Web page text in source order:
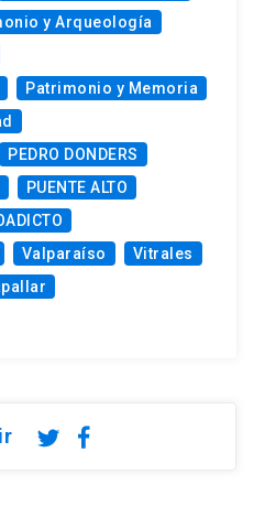
y Arqueología
Patrimonio y Memoria
PEDRO DONDERS
PUENTE ALTO
Valparaíso
Vitrales